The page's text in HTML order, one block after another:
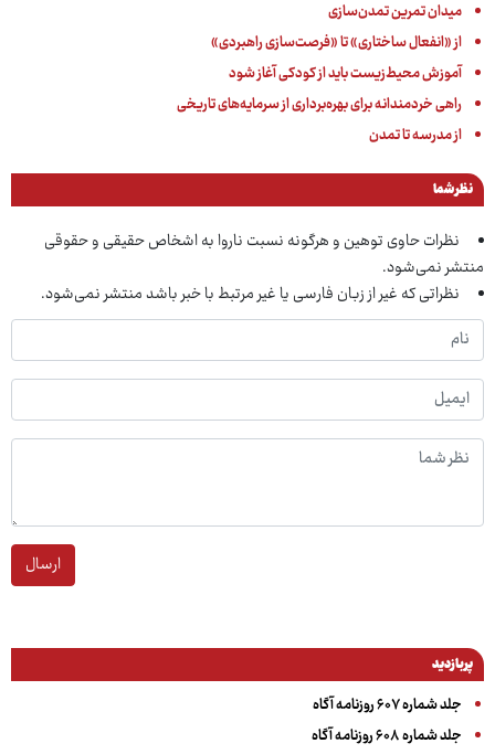
میدان تمرین تمدن‌سازی
از «انفعال ساختاری» تا «فرصت‌سازی راهبردی»
آموزش محیط‌زیست باید از کودکی آغاز شود
راهی خردمندانه برای بهره‌برداری از سرمایه‌های تاریخی
از مدرسه تا تمدن
نظر شما
نظرات حاوی توهین و هرگونه نسبت ناروا به اشخاص حقیقی و حقوقی
منتشر نمی‌شود.
نظراتی که غیر از زبان فارسی یا غیر مرتبط با خبر باشد منتشر نمی‌شود.
ارسال
پربازدید
جلد شماره ۶۰۷ روزنامه آگاه
جلد شماره ۶۰۸ روزنامه آگاه